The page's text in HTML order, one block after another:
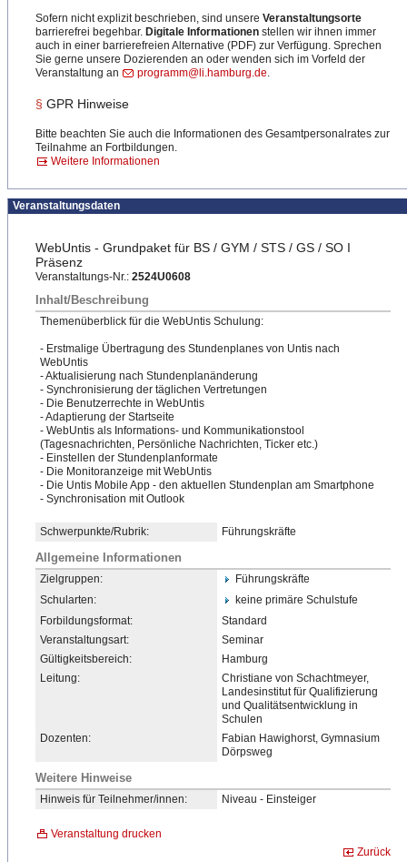
Sofern nicht explizit beschrieben, sind unsere Veranstaltungsorte
barrierefrei begehbar. Digitale Informationen stellen wir ihnen immer
auch in einer barrierefreien Alternative (PDF) zur Verfügung. Sprechen
Sie gerne unsere Dozierenden an oder wenden sich im Vorfeld der
Veranstaltung an
programm@li.hamburg.de.
§ GPR Hinweise
Bitte beachten Sie auch die Informationen des Gesamtpersonalrates zur
Teilnahme an Fortbildungen.
Weitere Informationen
Veranstaltungsdaten
WebUntis - Grundpaket für BS / GYM / STS / GS / SO I
Präsenz
Veranstaltungs-Nr.: 2524U0608
Inhalt/Beschreibung
Themenüberblick für die WebUntis Schulung:
- Erstmalige Übertragung des Stundenplanes von Untis nach
WebUntis
- Aktualisierung nach Stundenplanänderung
- Synchronisierung der täglichen Vertretungen
- Die Benutzerrechte in WebUntis
- Adaptierung der Startseite
- WebUntis als Informations- und Kommunikationstool
(Tagesnachrichten, Persönliche Nachrichten, Ticker etc.)
- Einstellen der Stundenplanformate
- Die Monitoranzeige mit WebUntis
- Die Untis Mobile App - den aktuellen Stundenplan am Smartphone
- Synchronisation mit Outlook
Schwerpunkte/Rubrik: Führungskräfte
Allgemeine Informationen
Zielgruppen:
Führungskräfte
Schularten:
keine primäre Schulstufe
Forbildungsformat:
Standard
Veranstaltungsart:
Seminar
Gültigkeitsbereich:
Hamburg
Leitung:
Christiane von Schachtmeyer,
Landesinstitut für Qualifizierung
und Qualitätsentwicklung in
Schulen
Dozenten:
Fabian Hawighorst, Gymnasium
Dörpsweg
Weitere Hinweise
Hinweis für Teilnehmer/innen: Niveau - Einsteiger
Veranstaltung drucken
Zurück